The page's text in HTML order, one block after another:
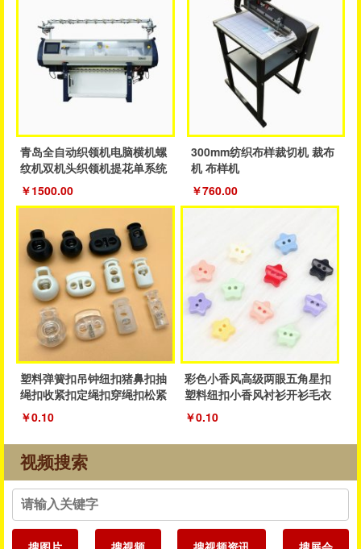
青岛全自动织领机电脑横机螺
纹机双机头织领机提花单系统
织领机
￥1500.00
300mm纺织布样裁切机 裁布
机 布样机
￥760.00
塑料弹簧扣吊钟纽扣猪鼻扣抽
绳扣收紧扣定绳扣穿绳扣松紧
抽绳扣子
￥0.10
彩色小香风高级两眼五角星扣
塑料纽扣小香风衬衫开衫毛衣
纽扣厂家
￥0.10
视频搜索